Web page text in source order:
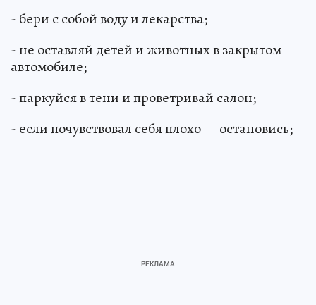
- бери с собой воду и лекарства;
- не оставляй детей и животных в закрытом
автомобиле;
- паркуйся в тени и проветривай салон;
- если почувствовал себя плохо — остановись;